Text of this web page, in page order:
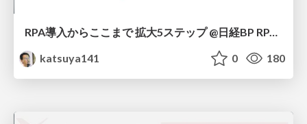
RPA導入からここまで 拡大5ステップ @日経BP RPA/ビジネスAIカンファレンス 2019 Fall
katsuya141
0 180